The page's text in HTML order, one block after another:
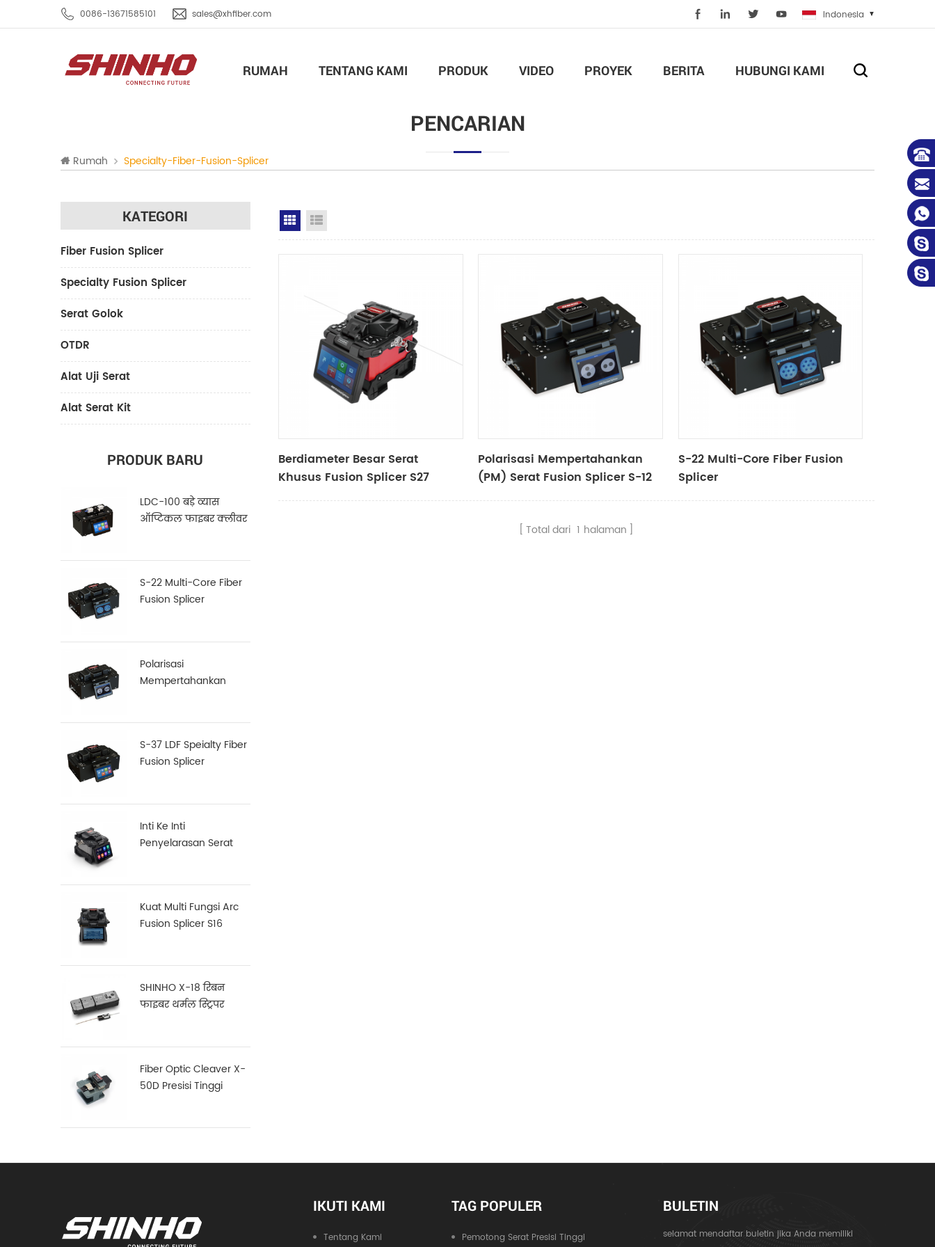
0086-13671585101 sales@xhfiber.com Indonesia
RUMAH TENTANG KAMI PRODUK VIDEO PROYEK BERITA HUBUNGI KAMI
PENCARIAN
Rumah Specialty-Fiber-Fusion-Splicer
KATEGORI
Fiber Fusion Splicer
Specialty Fusion Splicer
Serat Golok
OTDR
Alat Uji Serat
Alat Serat Kit
PRODUK BARU
LDC-100 बड़े व्यास
ऑप्टिकल फाइबर क्लीवर
S-22 Multi-Core Fiber
Fusion Splicer
Polarisasi
Mempertahankan
S-37 LDF Speialty Fiber
Fusion Splicer
Inti Ke Inti
Penyelarasan Serat
Kuat Multi Fungsi Arc
Fusion Splicer S16
SHINHO X-18 रिबन
फाइबर थर्मल स्ट्रिपर
Fiber Optic Cleaver X-
50D Presisi Tinggi
Grid View
Berdiameter Besar Serat
Khusus Fusion Splicer S27
Polarisasi Mempertahankan
(PM) Serat Fusion Splicer S-12
S-22 Multi-Core Fiber Fusion
Splicer
Total dari 1 halaman
IKUTI KAMI
Tentang Kami
TAG POPULER
Pemotong Serat Presisi Tinggi
BULETIN
selamat mendaftar buletin jika Anda memiliki